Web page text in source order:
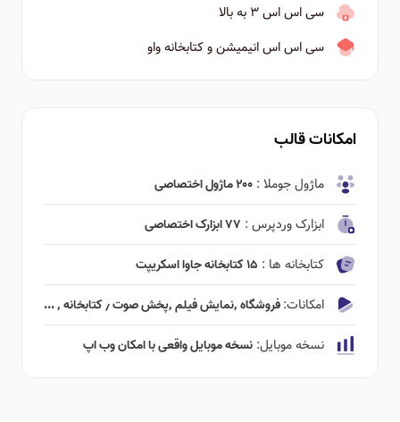
سی اس اس ۳ به بالا
سی اس اس انیمیشن و کتابخانه واو
امکانات قالب
ماژول جوملا : ۲۰۰ ماژول اختصاصی
ابزارک وردپرس : ۷۷ ابزارک اختصاصی
کتابخانه ها : ۱۵ کتابخانه جاوا اسکریپت
امکانات:فروشگاه ٬‌نمایش فیلم ٬‌پخش صوت ٫ کتابخانه ٬ ...
نسخه موبایل: نسخه موبایل واقعی با امکان وب اپ